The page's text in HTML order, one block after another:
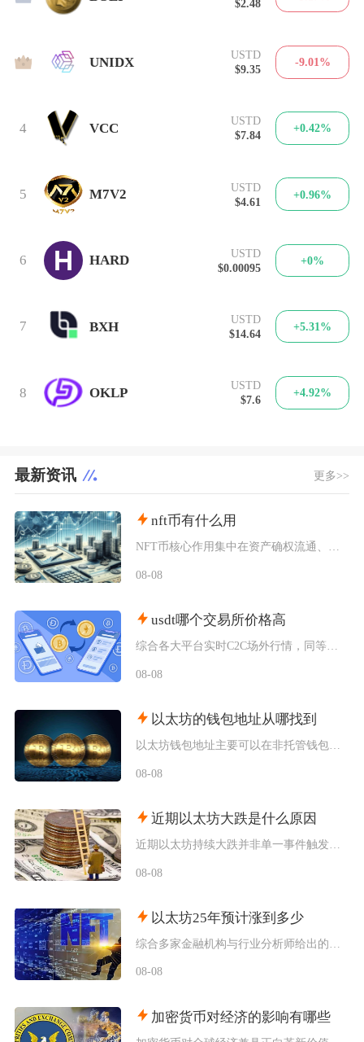
$2.48
3 UNIDX
USTD
$9.35
-9.01%
4 VCC
USTD
$7.84
+0.42%
5 M7V2
USTD
$4.61
+0.96%
6 HARD
USTD
$0.00095
+0%
7 BXH
USTD
$14.64
+5.31%
8 OKLP
USTD
$7.6
+4.92%
最新资讯 更多>>
nft币有什么用
NFT币核心作用集中在资产确权流通、生态权益兑现、金融抵押套利、身份凭证认证四大方向，既是
08-08
usdt哪个交易所价格高
综合各大平台实时C2C场外行情，同等支付渠道下Bybit场内场外USDT卖出报价长期高于其
08-08
以太坊的钱包地址从哪找到
08-08
近期以太坊大跌是什么原因
08-08
以太坊25年预计涨到多少
08-08
加密货币对经济的影响有哪些